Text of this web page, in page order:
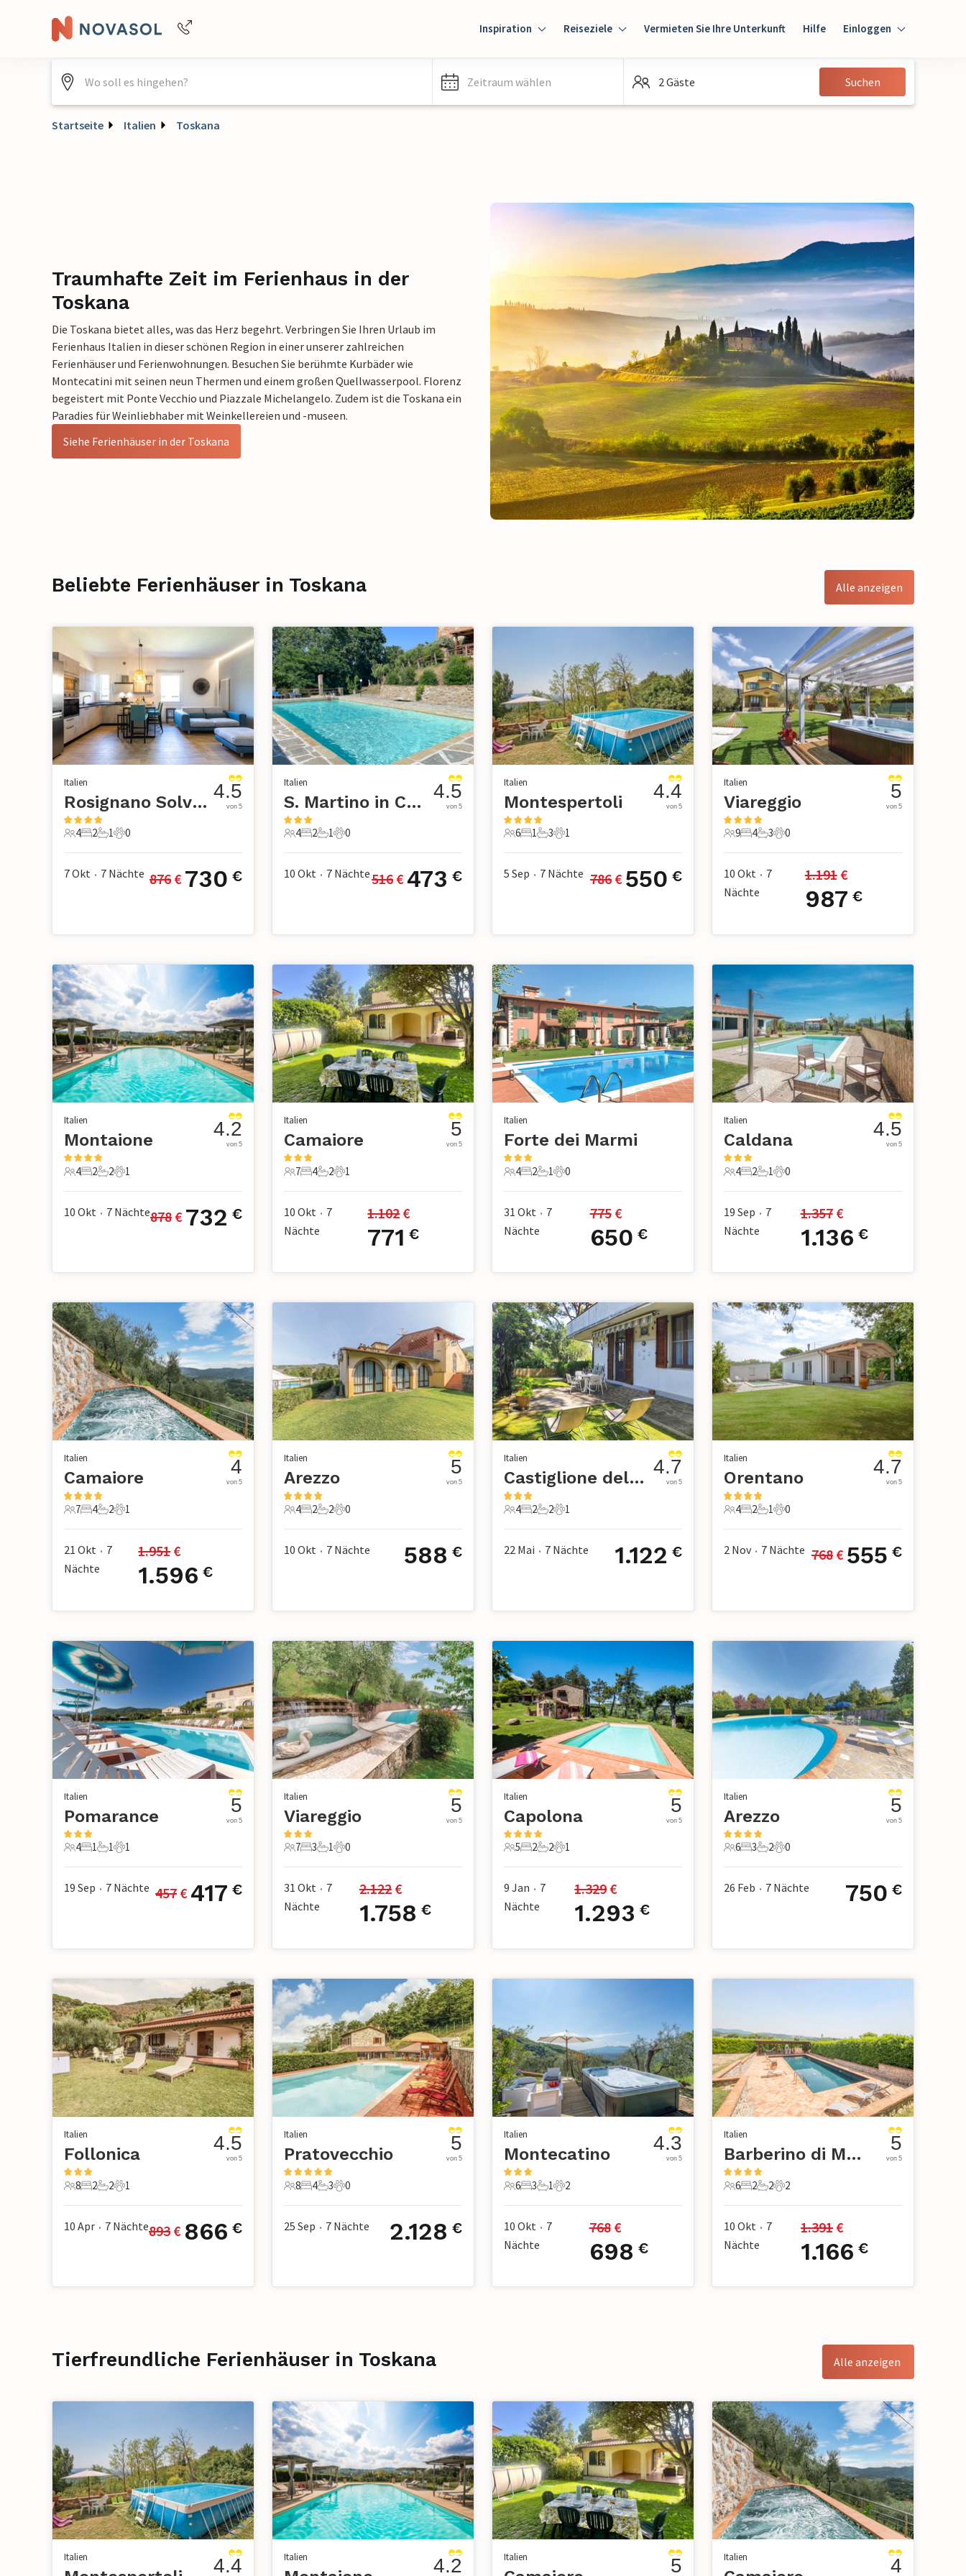
+4940688715475
Inspiration Reiseziele Vermieten Sie Ihre Unterkunft Hilfe Einloggen
Einloggen
Gast
Zeitraum wählen 2 Gäste Suchen
Startseite Italien Toskana
Traumhafte Zeit im Ferienhaus in der
Toskana
Die Toskana bietet alles, was das Herz begehrt. Verbringen Sie Ihren Urlaub im
Ferienhaus Italien in dieser schönen Region in einer unserer zahlreichen
Ferienhäuser und Ferienwohnungen. Besuchen Sie berühmte Kurbäder wie
Montecatini mit seinen neun Thermen und einem großen Quellwasserpool. Florenz
begeistert mit Ponte Vecchio und Piazzale Michelangelo. Zudem ist die Toskana ein
Paradies für Weinliebhaber mit Weinkellereien und -museen.
Siehe Ferienhäuser in der Toskana
Beliebte Ferienhäuser in Toskana Alle anzeigen
Italien
Rosignano Solvay
4 Gäste
4
2 Schlafzimmer
2
1 Badezimmer
1
0 Haustiere
0
4.5
von 5
7 Okt • 7 Nächte 876 € 730 €
Italien
S. Martino in Colle
4 Gäste
4
2 Schlafzimmer
2
1 Badezimmer
1
0 Haustiere
0
4.5
von 5
10 Okt • 7 Nächte516 € 473 €
Italien
Montespertoli
6 Gäste
6
1 Schlafzimmer
1
3 Badezimmer
3
1 Haustier
1
4.4
von 5
5 Sep • 7 Nächte 786 € 550 €
Italien
Viareggio
9 Gäste
9
4 Schlafzimmer
4
3 Badezimmer
3
0 Haustiere
0
5
von 5
10 Okt • 7
Nächte
1.191 €
987 €
Italien
Montaione
4 Gäste
4
2 Schlafzimmer
2
2 Badezimmer
2
1 Haustier
1
4.2
von 5
10 Okt • 7 Nächte878 € 732 €
Italien
Camaiore
7 Gäste
7
4 Schlafzimmer
4
2 Badezimmer
2
1 Haustier
1
5
von 5
10 Okt • 7
Nächte
1.102 €
771 €
Italien
Forte dei Marmi
4 Gäste
4
2 Schlafzimmer
2
1 Badezimmer
1
0 Haustiere
0
31 Okt • 7
Nächte
775 €
650 €
Italien
Caldana
4 Gäste
4
2 Schlafzimmer
2
1 Badezimmer
1
0 Haustiere
0
4.5
von 5
19 Sep • 7
Nächte
1.357 €
1.136 €
Italien
Camaiore
7 Gäste
7
4 Schlafzimmer
4
2 Badezimmer
2
1 Haustier
1
4
von 5
21 Okt • 7
Nächte
1.951 €
1.596 €
Italien
Arezzo
4 Gäste
4
2 Schlafzimmer
2
2 Badezimmer
2
0 Haustiere
0
5
von 5
10 Okt • 7 Nächte 588 €
Italien
Castiglione della Pescaia
4 Gäste
4
2 Schlafzimmer
2
2 Badezimmer
2
1 Haustier
1
4.7
von 5
22 Mai • 7 Nächte 1.122 €
Italien
Orentano
4 Gäste
4
2 Schlafzimmer
2
1 Badezimmer
1
0 Haustiere
0
4.7
von 5
2 Nov • 7 Nächte 768 € 555 €
Italien
Pomarance
4 Gäste
4
1 Schlafzimmer
1
1 Badezimmer
1
1 Haustier
1
5
von 5
19 Sep • 7 Nächte 457 € 417 €
Italien
Viareggio
7 Gäste
7
3 Schlafzimmer
3
1 Badezimmer
1
0 Haustiere
0
5
von 5
31 Okt • 7
Nächte
2.122 €
1.758 €
Italien
Capolona
5 Gäste
5
2 Schlafzimmer
2
2 Badezimmer
2
1 Haustier
1
5
von 5
9 Jan • 7
Nächte
1.329 €
1.293 €
Italien
Arezzo
6 Gäste
6
3 Schlafzimmer
3
2 Badezimmer
2
0 Haustiere
0
5
von 5
26 Feb • 7 Nächte 750 €
Italien
Follonica
8 Gäste
8
2 Schlafzimmer
2
2 Badezimmer
2
1 Haustier
1
4.5
von 5
10 Apr • 7 Nächte893 € 866 €
Italien
Pratovecchio
8 Gäste
8
4 Schlafzimmer
4
3 Badezimmer
3
0 Haustiere
0
5
von 5
25 Sep • 7 Nächte 2.128 €
Italien
Montecatino
6 Gäste
6
3 Schlafzimmer
3
1 Badezimmer
1
2 Haustiere
2
4.3
von 5
10 Okt • 7
Nächte
768 €
698 €
Italien
Barberino di Mugello
6 Gäste
6
2 Schlafzimmer
2
2 Badezimmer
2
2 Haustiere
2
5
von 5
10 Okt • 7
Nächte
1.391 €
1.166 €
Tierfreundliche Ferienhäuser in Toskana Alle anzeigen
Italien 4.4 Italien 4.2 Italien 5 Italien 4